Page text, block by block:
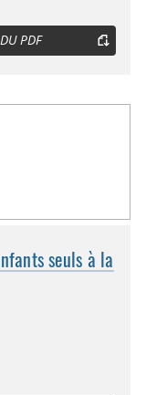
PDF
seuls à la